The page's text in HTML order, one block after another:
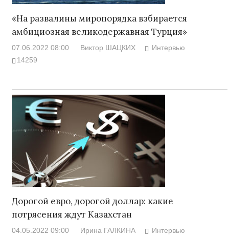
«На развалины миропорядка взбирается
амбициозная великодержавная Турция»
07.06.2022 08:00 Виктор ШАЦКИХ
Интервью
14259
Дорогой евро, дорогой доллар: какие
потрясения ждут Казахстан
04.05.2022 09:00 Ирина ГАЛКИНА
Интервью